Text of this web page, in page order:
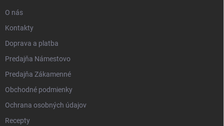
O nás
Kontakty
Doprava a platba
Predajňa Námestovo
Predajňa Zákamenné
Obchodné podmienky
Ochrana osobných údajov
Recepty